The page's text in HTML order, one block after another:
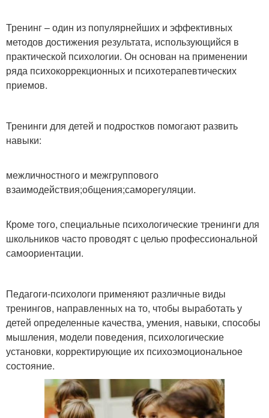
Тренинг – один из популярнейших и эффективных
методов достижения результата, использующийся в
практической психологии. Он основан на применении
ряда психокоррекционных и психотерапевтических
приемов.
Тренинги для детей и подростков помогают развить
навыки:
межличностного и межгруппового
взаимодействия;общения;саморегуляции.
Кроме того, специальные психологические тренинги для
школьников часто проводят с целью профессиональной
самоориентации.
Педагоги-психологи применяют различные виды
тренингов, направленных на то, чтобы выработать у
детей определенные качества, умения, навыки, способы
мышления, модели поведения, психологические
установки, корректирующие их психоэмоциональное
состояние.